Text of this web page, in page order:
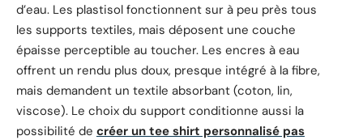
d’eau. Les plastisol fonctionnent sur à peu près tous
les supports textiles, mais déposent une couche
épaisse perceptible au toucher. Les encres à eau
offrent un rendu plus doux, presque intégré à la fibre,
mais demandent un textile absorbant (coton, lin,
viscose). Le choix du support conditionne aussi la
possibilité de créer un tee shirt personnalisé pas